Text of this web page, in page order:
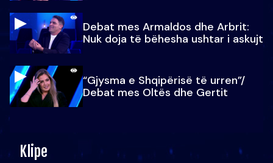
Debat mes Armaldos dhe Arbrit:
Nuk doja të bëhesha ushtar i askujt
“Gjysma e Shqipërisë të urren”/
Debat mes Oltës dhe Gertit
Klipe